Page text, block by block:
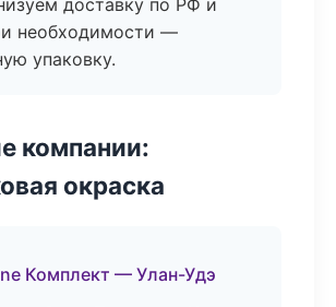
доставку по РФ и
необходимости —
упаковку.
компании:
окраска
Комплект — Улан-Удэ